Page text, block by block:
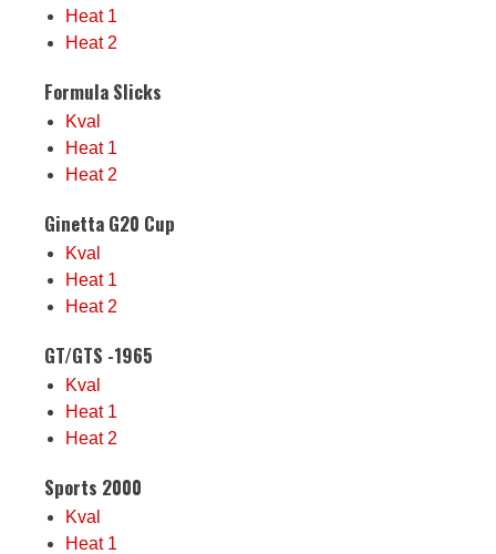
Heat 1
Heat 2
Formula Slicks
Kval
Heat 1
Heat 2
Ginetta G20 Cup
Kval
Heat 1
Heat 2
GT/GTS -1965
Kval
Heat 1
Heat 2
Sports 2000
Kval
Heat 1